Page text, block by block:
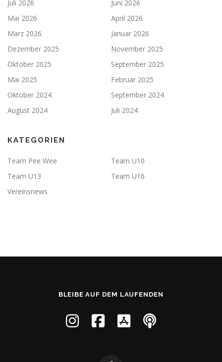
Juli 2026
Juni 2026
Mai 2026
April 2026
März 2026
Januar 2026
Dezember 2025
November 2025
Oktober 2025
September 2025
Mai 2025
Februar 2025
Oktober 2024
September 2024
August 2024
Juli 2024
KATEGORIEN
Team Pee Wee
Team U10
Team U13
Team U16
Vereinsnews
BLEIBE AUF DEM LAUFENDEN